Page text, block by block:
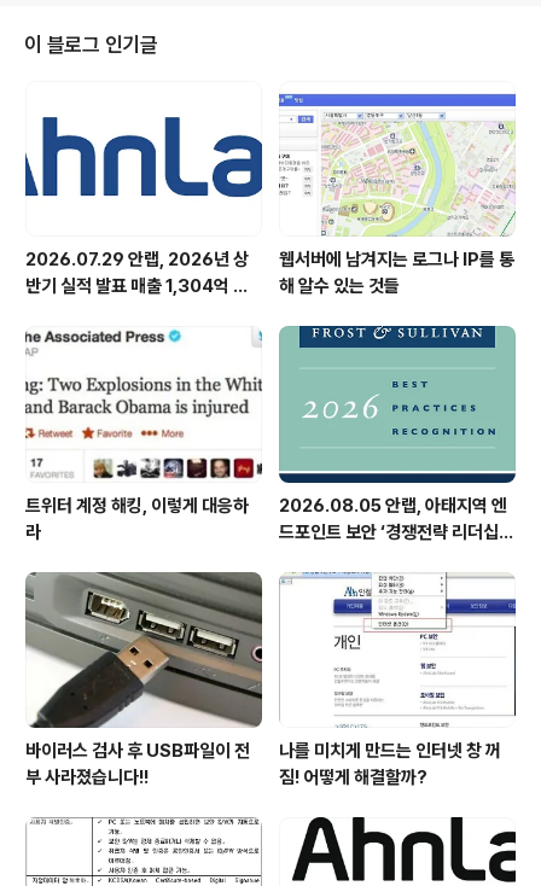
메시지를 전한 것을 비롯해, 김홍선 대표가 청소년들의 궁
금증, 장래에 대한 계획이나 고민을 함께 나누는 의미 있는
소년기에 준비할 것’을 주제로 강연했다. 또한 안철수연구
소 현직 보안전문가들과 조별로 함께 대화를 나눔으로써
미래 ..
이 블로그 인기글
2026.07.29 안랩, 2026년 상
반기 실적 발표 매출 1,304억 원,
웹서버에 남겨지는 로그나 IP를 통
해 알수 있는 것들
트위터 계정 해킹, 이렇게 대응하
라
2026.08.05 안랩, 아태지역 엔
드포인트 보안 ‘경쟁전략 리더십’
바이러스 검사 후 USB파일이 전
부 사라졌습니다!!
나를 미치게 만드는 인터넷 창 꺼
짐! 어떻게 해결할까?